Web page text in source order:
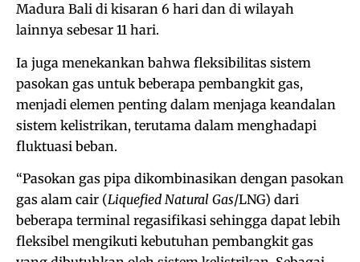
Madura Bali di kisaran 6 hari dan di wilayah
lainnya sebesar 11 hari.
Ia juga menekankan bahwa fleksibilitas sistem
pasokan gas untuk beberapa pembangkit gas,
menjadi elemen penting dalam menjaga keandalan
sistem kelistrikan, terutama dalam menghadapi
fluktuasi beban.
“Pasokan gas pipa dikombinasikan dengan pasokan
gas alam cair (Liquefied Natural Gas/LNG) dari
beberapa terminal regasifikasi sehingga dapat lebih
fleksibel mengikuti kebutuhan pembangkit gas